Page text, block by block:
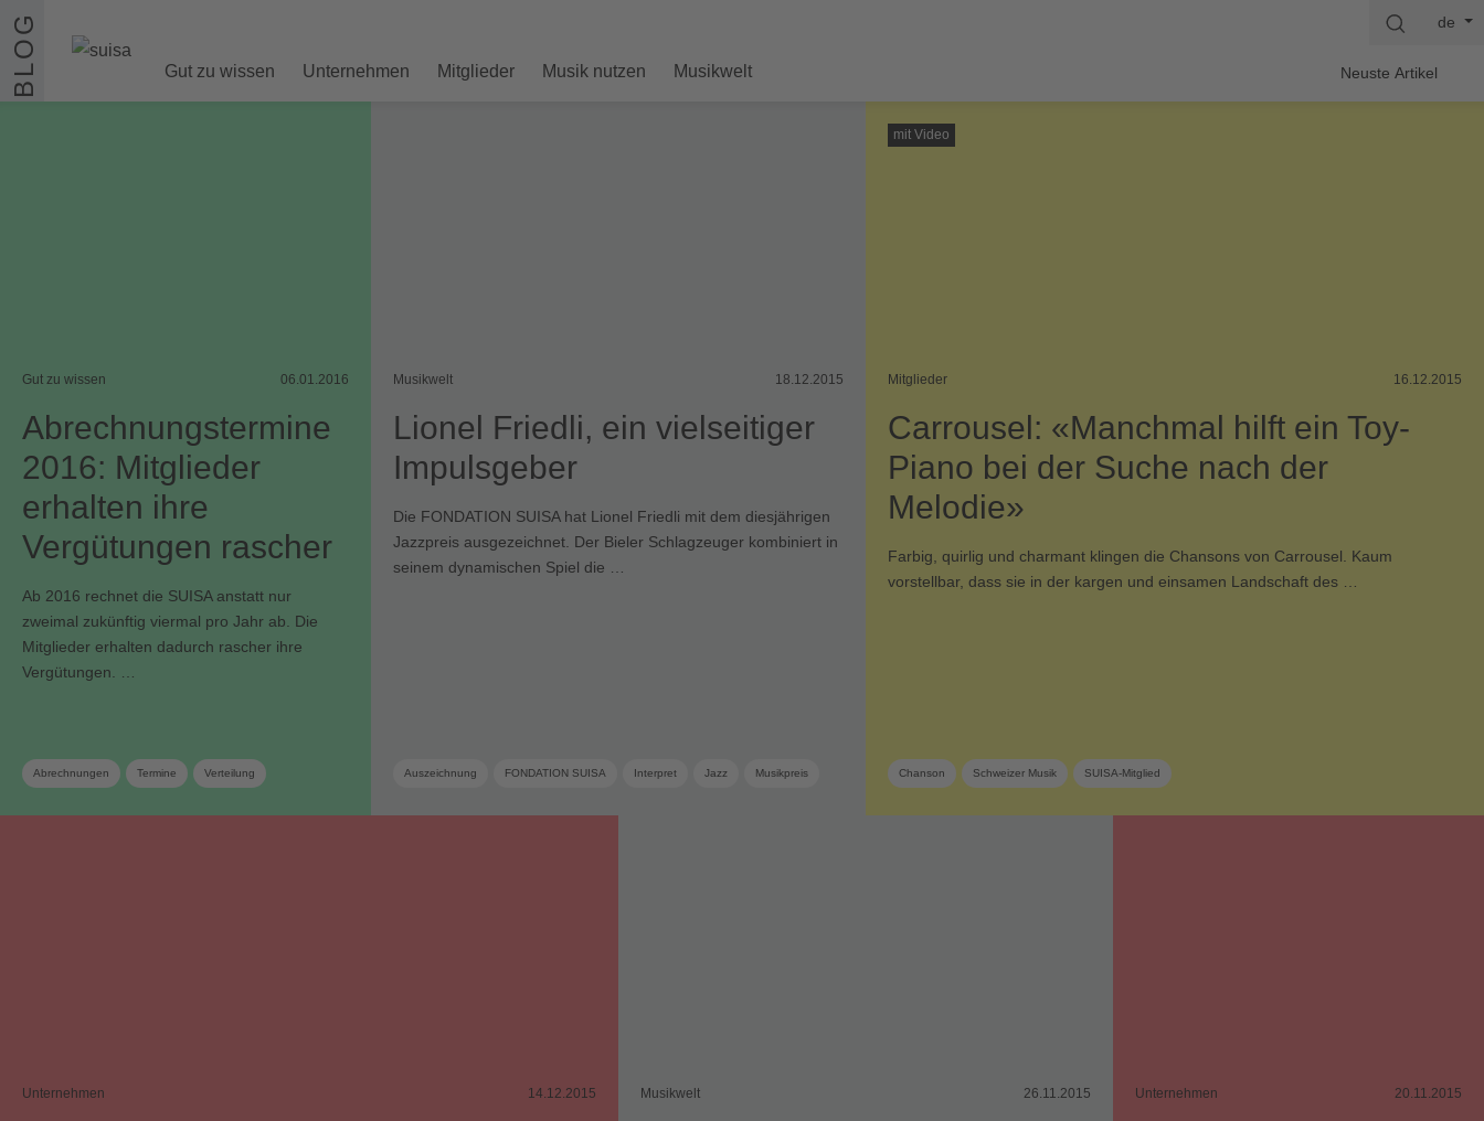
Zum Inhalt springen
BLOG Gut zu wissen Unternehmen Mitglieder Musik nutzen Musikwelt
de
Neuste Artikel
Gut zu wissen 06.01.2016
Abrechnungstermine
2016: Mitglieder
erhalten ihre
Vergütungen rascher
Ab 2016 rechnet die SUISA anstatt nur
zweimal zukünftig viermal pro Jahr ab. Die
Mitglieder erhalten dadurch rascher ihre
Vergütungen. …
Abrechnungen Termine Verteilung
Musikwelt 18.12.2015
Lionel Friedli, ein vielseitiger
Impulsgeber
Die FONDATION SUISA hat Lionel Friedli mit dem diesjährigen
Jazzpreis ausgezeichnet. Der Bieler Schlagzeuger kombiniert in
seinem dynamischen Spiel die …
Auszeichnung FONDATION SUISA Interpret Jazz Musikpreis
mit Video
Mitglieder 16.12.2015
Carrousel: «Manchmal hilft ein Toy-
Piano bei der Suche nach der
Melodie»
Farbig, quirlig und charmant klingen die Chansons von Carrousel. Kaum
vorstellbar, dass sie in der kargen und einsamen Landschaft des …
Chanson Schweizer Musik SUISA-Mitglied
Unternehmen 14.12.2015 Musikwelt 26.11.2015 Unternehmen 20.11.2015